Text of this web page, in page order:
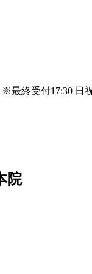
※最終受付17:30 日
院